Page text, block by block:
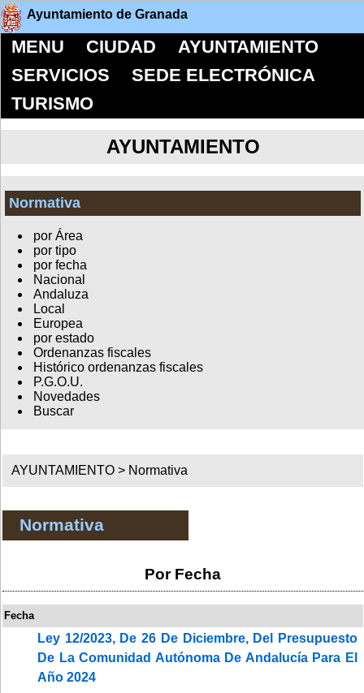
Ayuntamiento de Granada
MENU CIUDAD
AYUNTAMIENTO
SERVICIOS
SEDE ELECTRÓNICA
TURISMO
AYUNTAMIENTO
Normativa
por Área
por tipo
por fecha
Nacional
Andaluza
Local
Europea
por estado
Ordenanzas fiscales
Histórico ordenanzas fiscales
P.G.O.U.
Novedades
Buscar
AYUNTAMIENTO > Normativa
Normativa
Por Fecha
Fecha
Ley 12/2023, De 26 De Diciembre, Del Presupuesto
De La Comunidad Autónoma De Andalucía Para El
Año 2024